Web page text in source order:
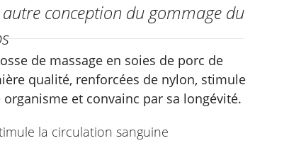
autre conception du gommage du
de massage en soies de porc de
qualité, renforcées de nylon, stimule
organisme et convainc par sa longévité.
la circulation sanguine